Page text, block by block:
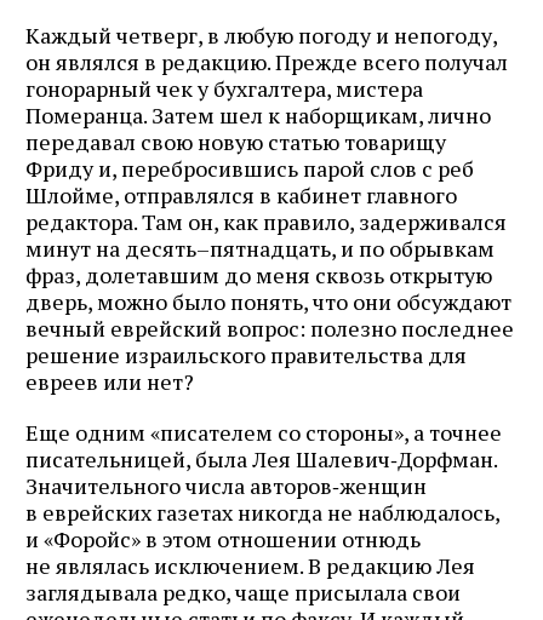
Каждый четверг, в любую погоду и непогоду,
он являлся в редакцию. Прежде всего получал
гонорарный чек у бухгалтера, мистера
Померанца. Затем шел к наборщикам, лично
передавал свою новую статью товарищу
Фриду и, перебросившись парой слов с реб
Шлойме, отправлялся в кабинет главного
редактора. Там он, как правило, задерживался
минут на десять–пятнадцать, и по обрывкам
фраз, долетавшим до меня сквозь открытую
дверь, можно было понять, что они обсуждают
вечный еврейский вопрос: полезно последнее
решение израильского правительства для
евреев или нет?
Еще одним «писателем со стороны», а точнее
писательницей, была Лея Шалевич‑Дорфман.
Значительного числа авторов‑женщин
в еврейских газетах никогда не наблюдалось,
и «Форойс» в этом отношении отнюдь
не являлась исключением. В редакцию Лея
заглядывала редко, чаще присылала свои